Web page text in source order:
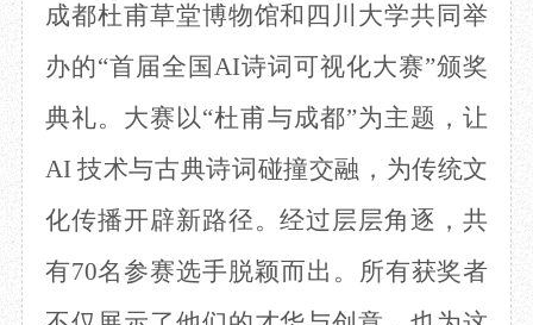
成都杜甫草堂博物馆和四川大学共同举
办的“首届全国AI诗词可视化大赛”颁奖
典礼。大赛以“杜甫与成都”为主题，让
AI 技术与古典诗词碰撞交融，为传统文
化传播开辟新路径。经过层层角逐，共
有70名参赛选手脱颖而出。所有获奖者